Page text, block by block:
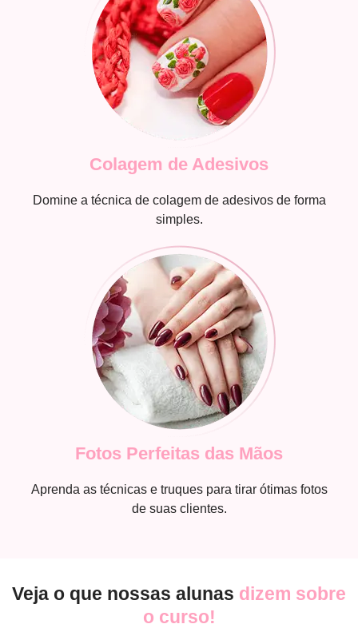
Colagem de Adesivos
Domine a técnica de colagem de adesivos de forma
simples.
Fotos Perfeitas das Mãos
Aprenda as técnicas e truques para tirar ótimas fotos
de suas clientes.
Veja o que nossas alunas dizem sobre
o curso!